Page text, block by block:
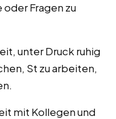
Fragen zu
unter Druck ruhig
St zu arbeiten,
mit Kollegen und